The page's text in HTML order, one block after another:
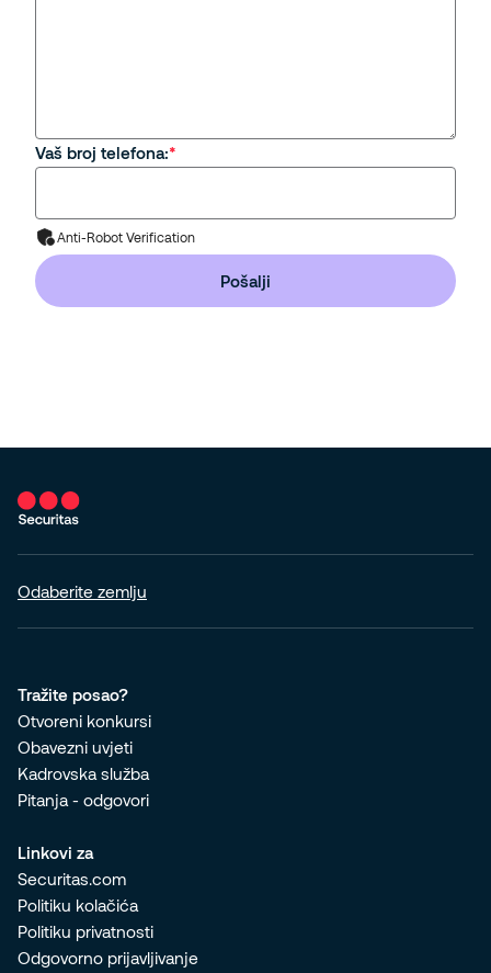
Vaš broj telefona:
Anti-Robot Verification
Pošalji
Odaberite zemlju
Tražite posao?
Otvoreni konkursi
Obavezni uvjeti
Kadrovska služba
Pitanja - odgovori
Linkovi za
Securitas.com
Politiku kolačića
Politiku privatnosti
Odgovorno prijavljivanje